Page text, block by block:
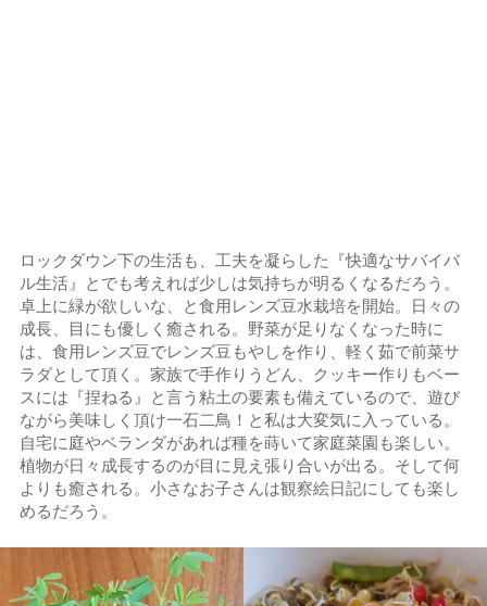
ロックダウン下の生活も、工夫を凝らした『快適なサバイバ
ル生活』とでも考えれば少しは気持ちが明るくなるだろう。
卓上に緑が欲しいな、と食用レンズ豆水栽培を開始。日々の
成長、目にも優しく癒される。野菜が足りなくなった時に
は、食用レンズ豆でレンズ豆もやしを作り、軽く茹で前菜サ
ラダとして頂く。家族で手作りうどん、クッキー作りもベー
スには『捏ねる』と言う粘土の要素も備えているので、遊び
ながら美味しく頂け一石二鳥！と私は大変気に入っている。
自宅に庭やベランダがあれば種を蒔いて家庭菜園も楽しい。
植物が日々成長するのが目に見え張り合いが出る。そして何
よりも癒される。小さなお子さんは観察絵日記にしても楽し
めるだろう。